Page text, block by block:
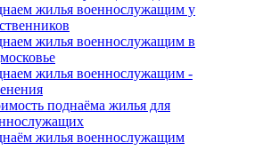
жилья военнослужащим у
жилья военнослужащим в
жилья военнослужащим -
поднаёма жилья для
жилья военнослужащим